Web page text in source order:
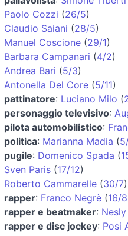
Paolo Cozzi (26/5)
Claudio Saiani (28/5)
Manuel Coscione (29/1)
Barbara Campanari (4/2)
Andrea Bari (5/3)
Antonella Del Core (5/11)
pattinatore: Luciano Milo (
personaggio televisivo:
pilota automobilistico:
politica: Marianna Madia (
pugile: Domenico Spada (
Sven Paris (17/12)
Roberto Cammarelle (30/7)
rapper: Franco Negrè (16/8
rapper e beatmaker:
rapper e disc jockey: Posi